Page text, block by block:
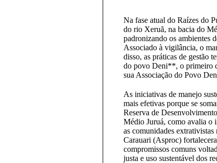
Na fase atual do Raízes do
do rio Xeruã, na bacia do
padronizando os ambientes
Associado à vigilância, o
disso, as práticas de gestão
do povo Deni**, o primeiro
sua Associação do Povo
As iniciativas de manejo
mais efetivas porque se
Reserva de
Médio Juruá, como avalia o
as comunidades
Carauari (Asproc)
compromissos comuns
justa e uso sustentável dos